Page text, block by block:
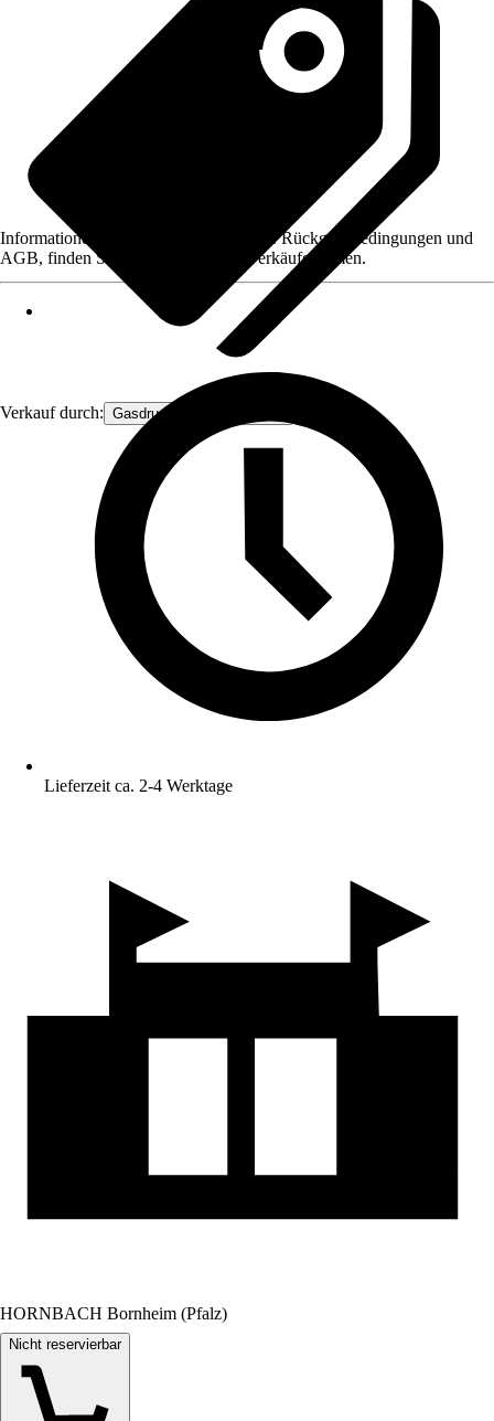
Verkauf durch: Gasdruckfeder Großhandel
Informationen des Verkäufers, wie z. B. Rückgabebedingungen und
AGB, finden Sie bei Klick auf den Verkäufernamen.
Lieferzeit ca. 2-4 Werktage
HORNBACH Bornheim (Pfalz)
Nicht reservierbar